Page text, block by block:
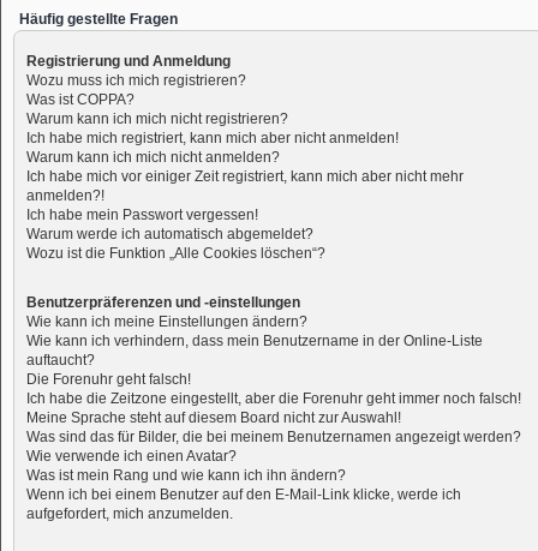
Häufig gestellte Fragen
Registrierung und Anmeldung
Wozu muss ich mich registrieren?
Was ist COPPA?
Warum kann ich mich nicht registrieren?
Ich habe mich registriert, kann mich aber nicht anmelden!
Warum kann ich mich nicht anmelden?
Ich habe mich vor einiger Zeit registriert, kann mich aber nicht mehr
anmelden?!
Ich habe mein Passwort vergessen!
Warum werde ich automatisch abgemeldet?
Wozu ist die Funktion „Alle Cookies löschen“?
Benutzerpräferenzen und -einstellungen
Wie kann ich meine Einstellungen ändern?
Wie kann ich verhindern, dass mein Benutzername in der Online-Liste
auftaucht?
Die Forenuhr geht falsch!
Ich habe die Zeitzone eingestellt, aber die Forenuhr geht immer noch falsch!
Meine Sprache steht auf diesem Board nicht zur Auswahl!
Was sind das für Bilder, die bei meinem Benutzernamen angezeigt werden?
Wie verwende ich einen Avatar?
Was ist mein Rang und wie kann ich ihn ändern?
Wenn ich bei einem Benutzer auf den E-Mail-Link klicke, werde ich
aufgefordert, mich anzumelden.